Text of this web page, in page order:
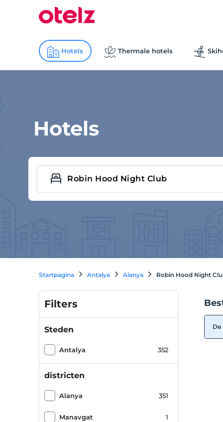
Hotels Thermale hotels
Hotels
Startpagina Antalya Alanya Robin Hood Night
Filters
Steden
Antalya 352
districten
Alanya 351
Manavgat 1
De